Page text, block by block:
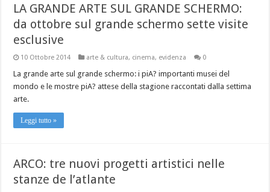
LA GRANDE ARTE SUL GRANDE SCHERMO:
da ottobre sul grande schermo sette visite
esclusive
10 Ottobre 2014 arte & cultura, cinema, evidenza 0
La grande arte sul grande schermo: i piA? importanti musei del
mondo e le mostre piA? attese della stagione raccontati dalla settima
arte.
Leggi tutto »
ARCO: tre nuovi progetti artistici nelle
stanze de l’atlante